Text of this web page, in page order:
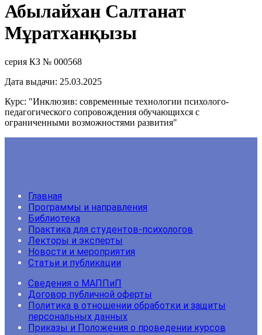
Абылайхан Салтанат
Мұратханқызы
серия КЗ № 000568
Дата выдачи: 25.03.2025
Курс: "Инклюзив: современные технологии психолого-
педагогического сопровождения обучающихся с
ограниченными возможностями развития"
Главная
Программы и направления
Библиотека
Практика для студентов-психологов
Лекторы и эксперты
Новости и мероприятия
Статьи и публикации
Сведения о МАППиП
Договор публичной оферты
Политика в отношении обработки и защиты
персональных данных
Приказы и Положения о проведении курсов